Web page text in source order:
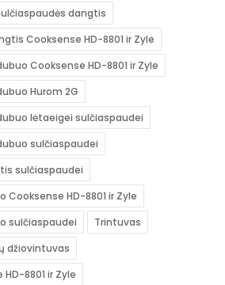
dangtis
Cooksense HD-8801 ir Zyle
Cooksense HD-8801 ir Zyle
Hurom 2G
lėtaeigei sulčiaspaudei
sulčiaspaudei
sulčiaspaudei
Cooksense HD-8801 ir Zyle
sulčiaspaudei
Trintuvas
džiovintuvas
8801 ir Zyle